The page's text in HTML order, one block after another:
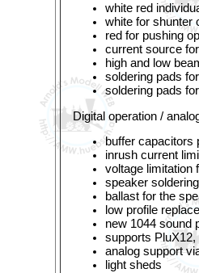
white red
white for shunter
red for pushing
current source
high and low
soldering pads
soldering pads
Digital operation /
buffer capacitors
inrush current
voltage limitation
speaker
ballast for the
low profile
new 1044 sound
supports
analog support
light sheds